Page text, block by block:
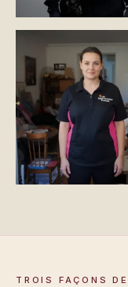
TROIS FAÇONS